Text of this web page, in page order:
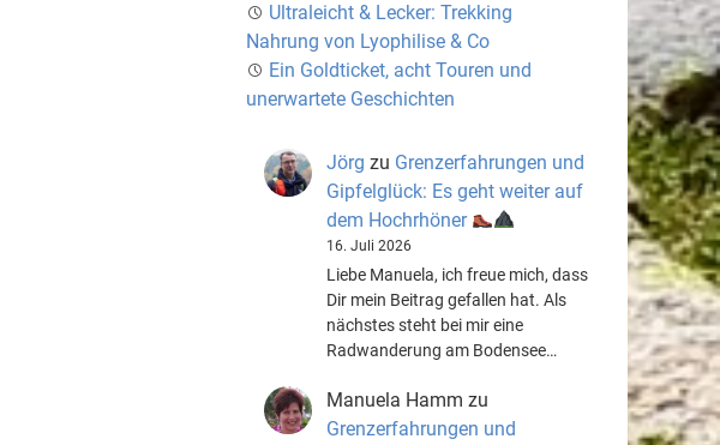
Ultraleicht & Lecker: Trekking
Nahrung von Lyophilise & Co
Ein Goldticket, acht Touren und
unerwartete Geschichten
Jörg zu Grenzerfahrungen und
Gipfelglück: Es geht weiter auf
dem Hochrhöner
16. Juli 2026
Liebe Manuela, ich freue mich, dass
Dir mein Beitrag gefallen hat. Als
nächstes steht bei mir eine
Radwanderung am Bodensee…
Manuela Hamm zu
Grenzerfahrungen und